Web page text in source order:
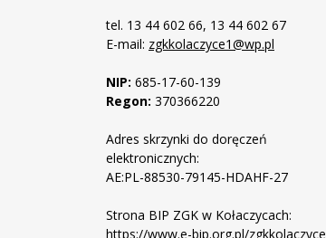
tel. 13 44 602 66, 13 44 602 67
E-mail: zgkkolaczyce1@wp.pl
NIP: 685-17-60-139
Regon: 370366220
Adres skrzynki do doręczeń
elektronicznych:
AE:PL-88530-79145-HDAHF-27
Strona BIP ZGK w Kołaczycach:
https://www.e-bip.org.pl/zgkkolaczyce